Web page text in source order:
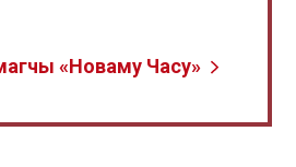
«Новаму Часу»